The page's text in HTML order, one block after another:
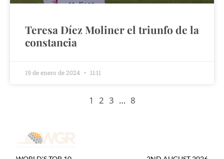
Teresa Díez Moliner el triunfo de la
constancia
19 de enero de 2024 11:11
1 2 3 … 8